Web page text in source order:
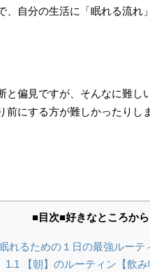
、自分の生活に「眠れる流れ
と偏見ですが、そんなに難し
前にする方が難しかったりし
■目次■好きなところから
れるための１日の最強ルーテ
1.1
【朝】のルーティン【飲み